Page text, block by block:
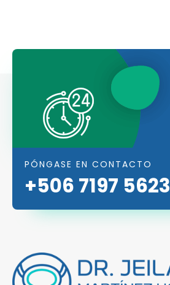
PÓNGASE EN CONTACTO
+506 7197 5623